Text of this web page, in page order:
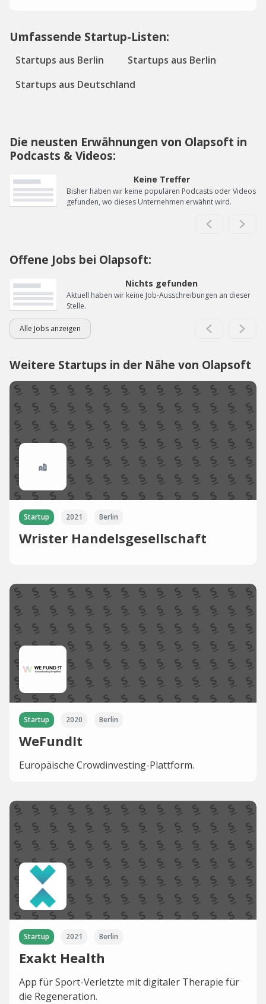
Umfassende Startup-Listen:
Startups aus Berlin
Startups aus Berlin
Startups aus Deutschland
Die neusten Erwähnungen von Olapsoft in
Podcasts & Videos:
Keine Treffer
Bisher haben wir keine populären Podcasts oder Videos
gefunden, wo dieses Unternehmen erwähnt wird.
Offene Jobs bei Olapsoft:
Nichts gefunden
Aktuell haben wir keine Job-Ausschreibungen an dieser
Stelle.
Alle Jobs anzeigen
Weitere Startups in der Nähe von Olapsoft
Startup 2021 Berlin
Wrister Handelsgesellschaft
Startup 2020 Berlin
WeFundIt
Europäische Crowdinvesting-Plattform.
Startup 2021 Berlin
Exakt Health
App für Sport-Verletzte mit digitaler Therapie für
die Regeneration.